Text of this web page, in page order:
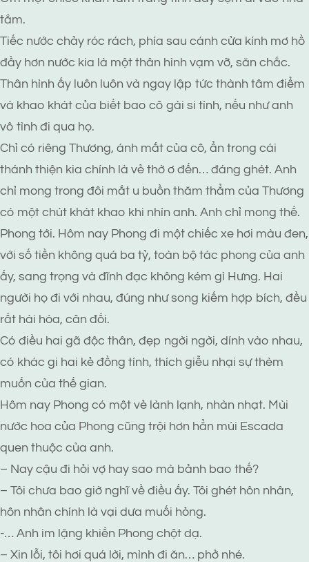
tắm.
Tiếc nước chảy róc rách, phía sau cánh cửa kính mơ hồ
đầy hơn nước kia là một thân hình vạm vỡ, săn chắc.
Thân hình ấy luôn luôn và ngay lập tức thành tâm điểm
và khao khát của biết bao cô gái si tình, nếu như anh
vô tình đi qua họ.
Chỉ có riêng Thương, ánh mắt của cô, ẩn trong cái
thánh thiện kia chính là vẻ thờ ơ đến… đáng ghét. Anh
chỉ mong trong đôi mắt u buồn thăm thẳm của Thương
có một chút khát khao khi nhìn anh. Anh chỉ mong thế.
Phong tới. Hôm nay Phong đi một chiếc xe hơi màu đen,
với số tiền không quá ba tỷ, toàn bộ tác phong của anh
ấy, sang trọng và đĩnh đạc không kém gì Hưng. Hai
người họ đi với nhau, đúng như song kiếm hợp bích, đều
rất hài hòa, cân đối.
Có điều hai gã độc thân, đẹp ngời ngời, dính vào nhau,
có khác gi hai kẻ đồng tính, thích giễu nhại sự thèm
muốn của thế gian.
Hôm nay Phong có một vẻ lành lạnh, nhàn nhạt. Mùi
nước hoa của Phong cũng trội hơn hẳn mùi Escada
quen thuộc của anh.
– Nay cậu đi hỏi vợ hay sao mà bảnh bao thế?
– Tôi chưa bao giờ nghĩ về điều ấy. Tôi ghét hôn nhân,
hôn nhân chính là vại dưa muối hỏng.
-… Anh im lặng khiến Phong chột dạ.
– Xin lỗi, tôi hơi quá lời, mình đi ăn… phở nhé.